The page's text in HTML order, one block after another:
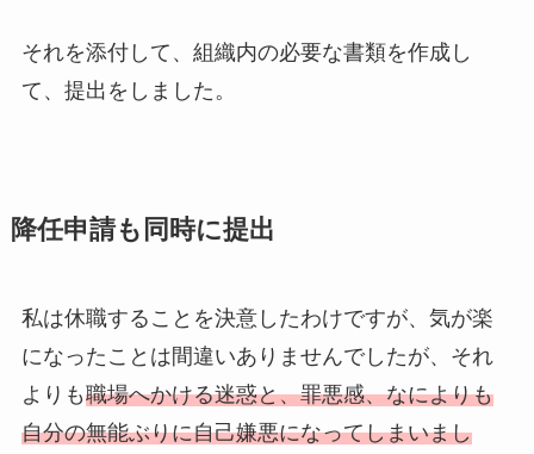
それを添付して、組織内の必要な書類を作成し
て、提出をしました。
降任申請も同時に提出
私は休職することを決意したわけですが、気が楽
になったことは間違いありませんでしたが、それ
よりも職場へかける迷惑と、罪悪感、なによりも
自分の無能ぶりに自己嫌悪になってしまいまし